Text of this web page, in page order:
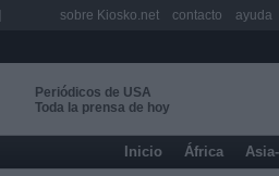
Periódicos de USA
Toda la prensa de hoy
Inicio África
sobre Kiosko.net contacto ayuda